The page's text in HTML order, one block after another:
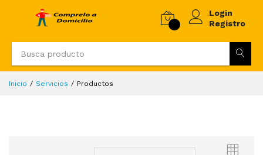
Login
Registro
Inicio Servicios Productos